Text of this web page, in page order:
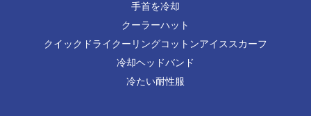
手首を冷却
クーラーハット
クイックドライクーリングコットンアイススカーフ
冷却ヘッドバンド
冷たい耐性服